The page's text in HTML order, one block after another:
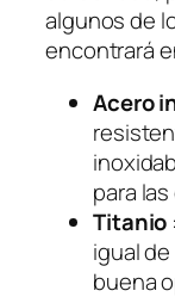
algunos de
encontrará
Acero
para
Titanio
igual
buena